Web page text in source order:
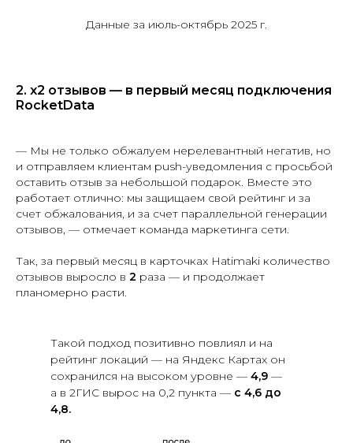
Данные за июль-октябрь 2025 г.
2. х2 отзывов — в первый месяц подключения
RocketData
— Мы не только обжалуем нерелевантный негатив, но
и отправляем клиентам push-уведомления c просьбой
оставить отзыв за небольшой подарок. Вместе это
работает отлично: мы защищаем свой рейтинг и за
счет обжалования, и за счет параллельной генерации
отзывов, — отмечает команда маркетинга сети.
Так, за первый месяц в карточках Hatimaki количество
отзывов выросло в 2 раза — и продолжает
планомерно расти.
Такой подход позитивно повлиял и на
рейтинг локаций — на Яндекс Картах он
сохранился на высоком уровне — 4,9 —
а в 2ГИС вырос на 0,2 пункта — с 4,6 до
4,8.